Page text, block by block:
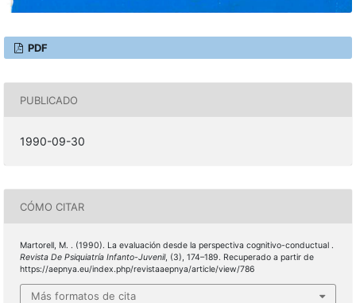
PDF
PUBLICADO
1990-09-30
CÓMO CITAR
Martorell, M. . (1990). La evaluación desde la perspectiva cognitivo-conductual .
Revista De Psiquiatría Infanto-Juvenil, (3), 174–189. Recuperado a partir de
https://aepnya.eu/index.php/revistaaepnya/article/view/786
Más formatos de cita